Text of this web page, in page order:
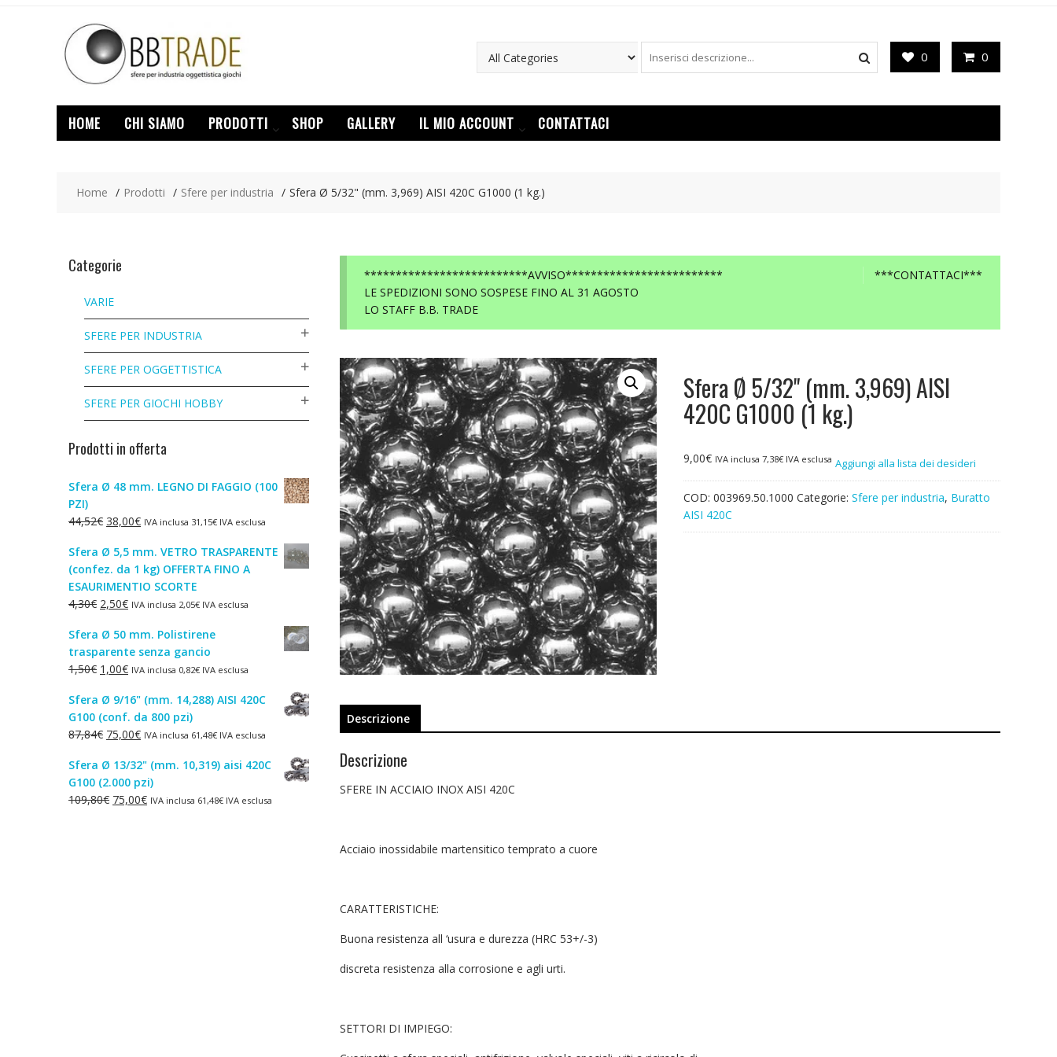
0 0
HOME CHI SIAMO PRODOTTI SHOP GALLERY IL MIO ACCOUNT CONTATTACI
Home Prodotti Sfere per industria Sfera Ø 5/32" (mm. 3,969) AISI 420C G1000 (1 kg.)
***CONTATTACI***
**************************AVVISO*************************
LE SPEDIZIONI SONO SOSPESE FINO AL 31 AGOSTO
LO STAFF B.B. TRADE
Sfera Ø 5/32" (mm. 3,969) AISI
420C G1000 (1 kg.)
9,00€ IVA inclusa 7,38€IVA esclusa Aggiungi alla lista dei desideri
COD: 003969.50.1000 Categorie: Sfere per industria, Buratto
AISI 420C
Descrizione
Descrizione
SFERE IN ACCIAIO INOX AISI 420C
Acciaio inossidabile martensitico temprato a cuore
CARATTERISTICHE:
Buona resistenza all ‘usura e durezza (HRC 53+/-3)
discreta resistenza alla corrosione e agli urti.
SETTORI DI IMPIEGO:
Categorie
VARIE
SFERE PER INDUSTRIA
SFERE PER OGGETTISTICA
SFERE PER GIOCHI HOBBY
Prodotti in offerta
Sfera Ø 48 mm. LEGNO DI FAGGIO (100
PZI)
44,52€ Il
originale
era:
44,52€.
38,00€Il
attuale
è:
38,00€.
IVA inclusa 31,15€ IVA esclusa
Sfera Ø 5,5 mm. VETRO TRASPARENTE
(confez. da 1 kg) OFFERTA FINO A
ESAURIMENTIO SCORTE
4,30€ Il
originale
era:
4,30€.
2,50€Il
attuale
è:
2,50€.
IVA inclusa 2,05€ IVA esclusa
Sfera Ø 50 mm. Polistirene
trasparente senza gancio
1,50€ Il
originale
era:
1,50€.
1,00€Il
attuale
è:
1,00€.
IVA inclusa 0,82€ IVA esclusa
Sfera Ø 9/16" (mm. 14,288) AISI 420C
G100 (conf. da 800 pzi)
87,84€ Il
originale
era:
87,84€.
75,00€Il
attuale
è:
75,00€.
IVA inclusa 61,48€ IVA esclusa
Sfera Ø 13/32" (mm. 10,319) aisi 420C
G100 (2.000 pzi)
109,80€ Il
75,00€IlIVA inclusa 61,48€ IVA esclusa